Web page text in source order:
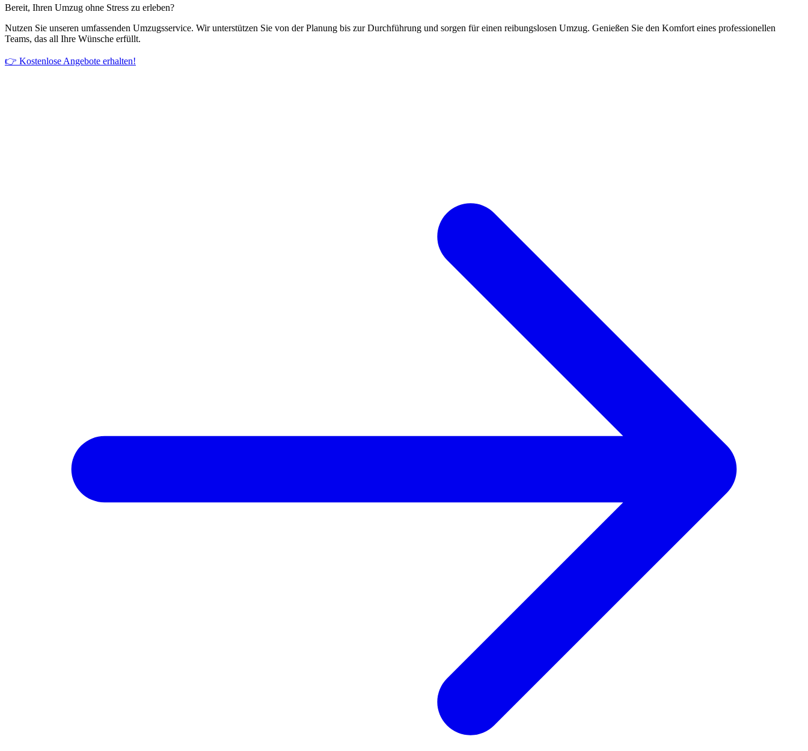
Bereit, Ihren Umzug ohne Stress zu erleben?
Nutzen Sie unseren umfassenden Umzugsservice. Wir unterstützen Sie von der Planung bis zur Durchführung und sorgen für einen reibungslosen Umzug. Genießen Sie den Komfort eines professionellen
Teams, das all Ihre Wünsche erfüllt.
👉 Kostenlose Angebote erhalten!